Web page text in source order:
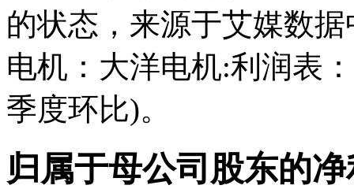
的状态，来源于艾媒数
电机：大洋电机:利润表
季度环比)。
归属于母公司股东的